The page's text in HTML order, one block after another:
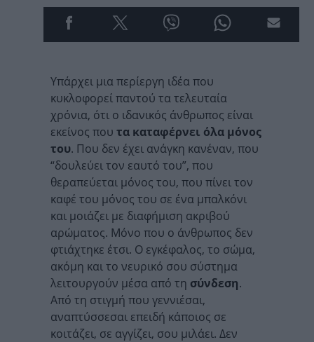
Υπάρχει μια περίεργη ιδέα που
κυκλοφορεί παντού τα τελευταία
χρόνια, ότι ο ιδανικός άνθρωπος είναι
εκείνος που τα καταφέρνει όλα μόνος
του. Που δεν έχει ανάγκη κανέναν, που
“δουλεύει τον εαυτό του”, που
θεραπεύεται μόνος του, που πίνει τον
καφέ του μόνος του σε ένα μπαλκόνι
και μοιάζει με διαφήμιση ακριβού
αρώματος. Μόνο που ο άνθρωπος δεν
φτιάχτηκε έτσι. Ο εγκέφαλος, το σώμα,
ακόμη και το νευρικό σου σύστημα
λειτουργούν μέσα από τη σύνδεση.
Από τη στιγμή που γεννιέσαι,
αναπτύσσεσαι επειδή κάποιος σε
κοιτάζει, σε αγγίζει, σου μιλάει. Δεν